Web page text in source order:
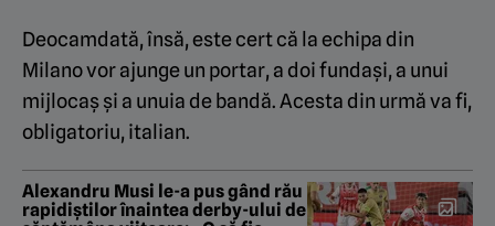
Deocamdată, însă, este cert că la echipa din
Milano vor ajunge un portar, a doi fundași, a unui
mijlocaș și a unuia de bandă. Acesta din urmă va fi,
obligatoriu, italian.
Alexandru Musi le-a pus gând rău
rapidiștilor înaintea derby-ului de